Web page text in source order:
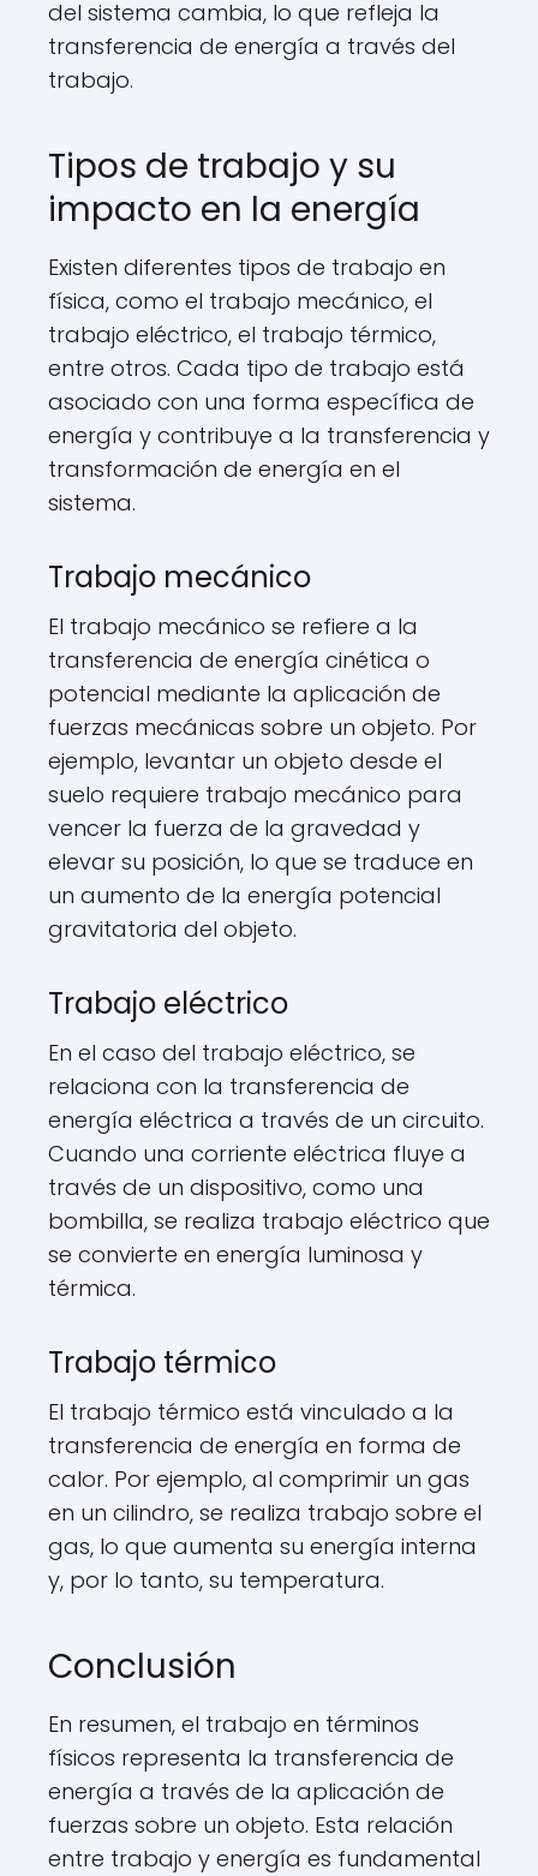
del sistema cambia, lo que refleja la
transferencia de energía a través del
trabajo.
Tipos de trabajo y su
impacto en la energía
Existen diferentes tipos de trabajo en
física, como el trabajo mecánico, el
trabajo eléctrico, el trabajo térmico,
entre otros. Cada tipo de trabajo está
asociado con una forma específica de
energía y contribuye a la transferencia y
transformación de energía en el
sistema.
Trabajo mecánico
El trabajo mecánico se refiere a la
transferencia de energía cinética o
potencial mediante la aplicación de
fuerzas mecánicas sobre un objeto. Por
ejemplo, levantar un objeto desde el
suelo requiere trabajo mecánico para
vencer la fuerza de la gravedad y
elevar su posición, lo que se traduce en
un aumento de la energía potencial
gravitatoria del objeto.
Trabajo eléctrico
En el caso del trabajo eléctrico, se
relaciona con la transferencia de
energía eléctrica a través de un circuito.
Cuando una corriente eléctrica fluye a
través de un dispositivo, como una
bombilla, se realiza trabajo eléctrico que
se convierte en energía luminosa y
térmica.
Trabajo térmico
El trabajo térmico está vinculado a la
transferencia de energía en forma de
calor. Por ejemplo, al comprimir un gas
en un cilindro, se realiza trabajo sobre el
gas, lo que aumenta su energía interna
y, por lo tanto, su temperatura.
Conclusión
En resumen, el trabajo en términos
físicos representa la transferencia de
energía a través de la aplicación de
fuerzas sobre un objeto. Esta relación
entre trabajo y energía es fundamental